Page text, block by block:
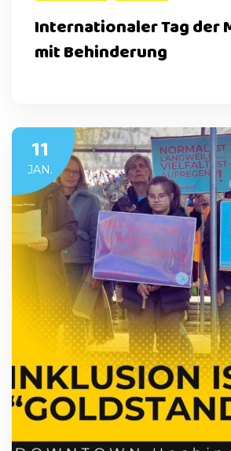
Internationaler Tag der
mit Behinderung
11
JAN.